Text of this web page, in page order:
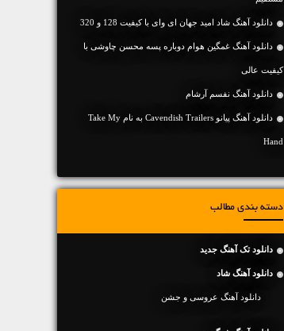
دانلود آهنگ شاد امید جهان ای وای با کیفیت 128 و 320
دانلود آهنگ غمگین هوام دوباره پسه محسن چاوشی با
کیفیت عالی
دانلود آهنگ نفسم آرشام
دانلود آهنگ پیانو Cavendish Trailers به نام Take My
Hand
دسته بندی مطالب
دانلود تک آهنگ جدید
دانلود آهنگ شاد
دانلود آهنگ عروسی و جشن